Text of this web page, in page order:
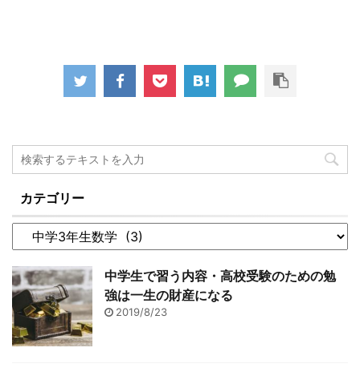
ん。では今回も基礎から
みっちりと練習していき
いてある平方根の説明 ...
とで特に女子に嫌われて
いました。 しかし、その
先生が言っていた意味が
算の公式ということにな
ります。 中学2年生まで
す。 （ ）の外し方
3(2x+5)=6x+15 これが
ッコの中の両方にかける
わけですね。3×2xで
6x、3×5で15になり、
6x+15という答えが導き
出されます。 3年生にな
ると、多項式のかけ算が
出てきます。 (a+b)
(c+d) このような問題で
カテゴリー
中学生で習う内容・高校受験のための勉
強は一生の財産になる
2019/8/23